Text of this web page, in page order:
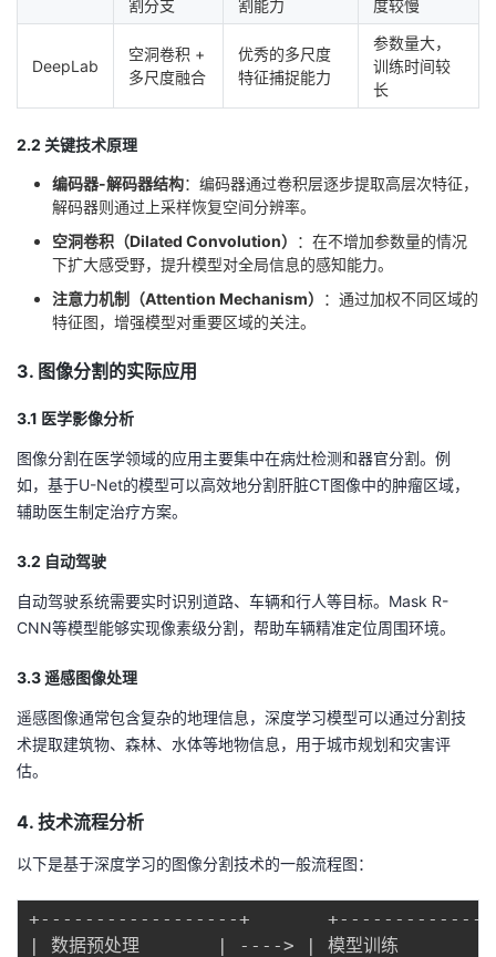
我
课
程
的
认
我
的
我
的
术
我
云
议
割分支
割能力
度较慢
DeepLab
空洞卷积 +
多尺度融合
优秀的多尺度
特征捕捉能力
参数量大，
训练时间较
长
2.2 关键技术原理
编码器-解码器结构：编码器通过卷积层逐步提取高层次特征，
解码器则通过上采样恢复空间分辨率。
空洞卷积（Dilated Convolution）
：在不增加参数量的情况
下扩大感受野，提升模型对全局信息的感知能力。
注意力机制（Attention Mechanism）
：通过加权不同区域的
特征图，增强模型对重要区域的关注。
3. 图像分割的实际应用
3.1 医学影像分析
图像分割在医学领域的应用主要集中在病灶检测和器官分割。例
如，基于U-Net的模型可以高效地分割肝脏CT图像中的肿瘤区域，
辅助医生制定治疗方案。
3.2 自动驾驶
自动驾驶系统需要实时识别道路、车辆和行人等目标。Mask R-
CNN等模型能够实现像素级分割，帮助车辆精准定位周围环境。
3.3 遥感图像处理
遥感图像通常包含复杂的地理信息，深度学习模型可以通过分割技
术提取建筑物、森林、水体等地物信息，用于城市规划和灾害评
估。
4. 技术流程分析
以下是基于深度学习的图像分割技术的一般流程图：
+------------------+
| 数据预处理       | ----> | 模型训练